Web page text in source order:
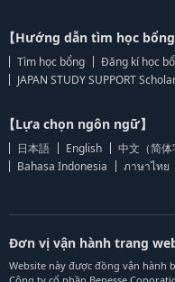
【Hướng dẫn tìm học bổng
Tìm học bổng
Đăng kí học
JAPAN STUDY SUPPORT
【Lựa chọn ngôn ngữ】
日本語 English 中文（简体
Bahasa Indonesia
ภาษาไทย
Đơn vị vận hành trang
Website này được đồng vận hành